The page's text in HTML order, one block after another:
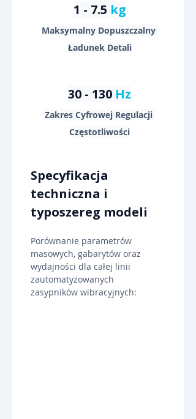
1 - 7.5 kg
Maksymalny Dopuszczalny
Ładunek Detali
30 - 130 Hz
Zakres Cyfrowej Regulacji
Częstotliwości
Specyfikacja
techniczna i
typoszereg modeli
Porównanie parametrów
masowych, gabarytów oraz
wydajności dla całej linii
zautomatyzowanych
zasypników wibracyjnych: